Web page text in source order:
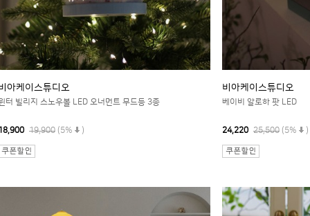
아케이스튜디오
터 빌리지 스노우볼 LED 오너먼트 무드등 3종
19,900 (5% )
비아케이스튜디오
베이비 알로하 팟 LED
24,220 25,500 (5% )